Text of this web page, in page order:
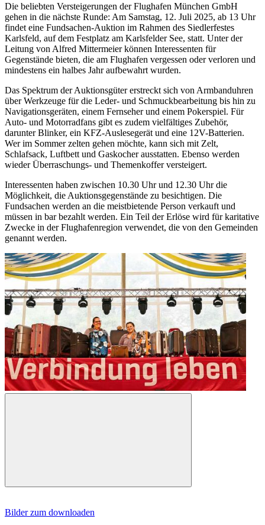
Die beliebten Versteigerungen der Flughafen München GmbH
gehen in die nächste Runde: Am Samstag, 12. Juli 2025, ab 13 Uhr
findet eine Fundsachen-Auktion im Rahmen des Siedlerfestes
Karlsfeld, auf dem Festplatz am Karlsfelder See, statt. Unter der
Leitung von Alfred Mittermeier können Interessenten für
Gegenstände bieten, die am Flughafen vergessen oder verloren und
mindestens ein halbes Jahr aufbewahrt wurden.
Das Spektrum der Auktionsgüter erstreckt sich von Armbanduhren
über Werkzeuge für die Leder- und Schmuckbearbeitung bis hin zu
Navigationsgeräten, einem Fernseher und einem Pokerspiel. Für
Auto- und Motorradfans gibt es zudem vielfältiges Zubehör,
darunter Blinker, ein KFZ-Auslesegerät und eine 12V-Batterien.
Wer im Sommer zelten gehen möchte, kann sich mit Zelt,
Schlafsack, Luftbett und Gaskocher ausstatten. Ebenso werden
wieder Überraschungs- und Themenkoffer versteigert.
Interessenten haben zwischen 10.30 Uhr und 12.30 Uhr die
Möglichkeit, die Auktionsgegenstände zu besichtigen. Die
Fundsachen werden an die meistbietende Person verkauft und
müssen in bar bezahlt werden. Ein Teil der Erlöse wird für karitative
Zwecke in der Flughafenregion verwendet, die von den Gemeinden
genannt werden.
Bilder zum downloaden